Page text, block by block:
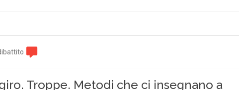
Troppe. Metodi che ci insegnano a